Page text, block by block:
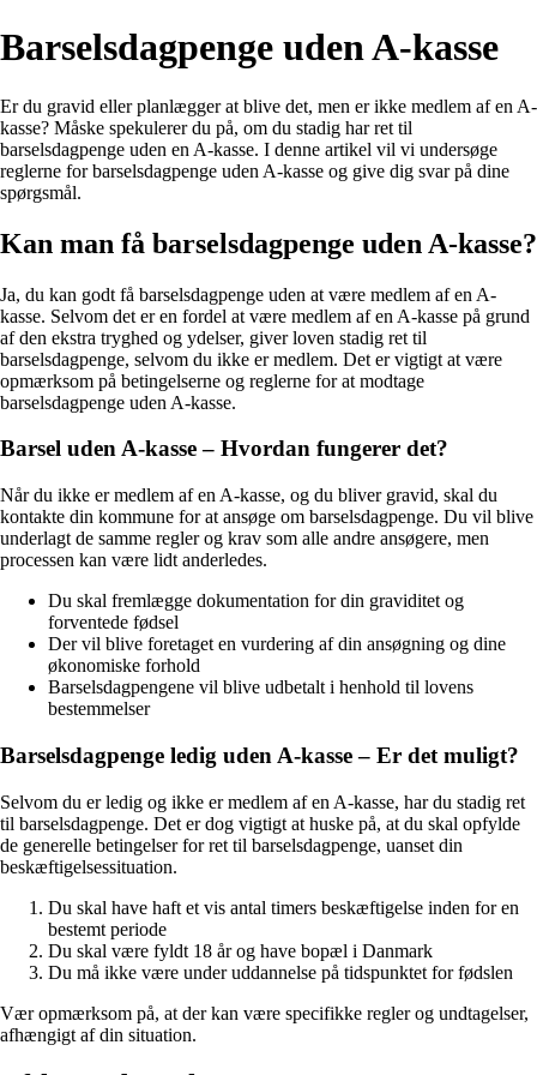
Barselsdagpenge uden A-kasse
Er du gravid eller planlægger at blive det, men er ikke medlem af en A-
kasse? Måske spekulerer du på, om du stadig har ret til
barselsdagpenge uden en A-kasse. I denne artikel vil vi undersøge
reglerne for barselsdagpenge uden A-kasse og give dig svar på dine
spørgsmål.
Kan man få barselsdagpenge uden A-kasse?
Ja, du kan godt få barselsdagpenge uden at være medlem af en A-
kasse. Selvom det er en fordel at være medlem af en A-kasse på grund
af den ekstra tryghed og ydelser, giver loven stadig ret til
barselsdagpenge, selvom du ikke er medlem. Det er vigtigt at være
opmærksom på betingelserne og reglerne for at modtage
barselsdagpenge uden A-kasse.
Barsel uden A-kasse – Hvordan fungerer det?
Når du ikke er medlem af en A-kasse, og du bliver gravid, skal du
kontakte din kommune for at ansøge om barselsdagpenge. Du vil blive
underlagt de samme regler og krav som alle andre ansøgere, men
processen kan være lidt anderledes.
Du skal fremlægge dokumentation for din graviditet og
forventede fødsel
Der vil blive foretaget en vurdering af din ansøgning og dine
økonomiske forhold
Barselsdagpengene vil blive udbetalt i henhold til lovens
bestemmelser
Barselsdagpenge ledig uden A-kasse – Er det muligt?
Selvom du er ledig og ikke er medlem af en A-kasse, har du stadig ret
til barselsdagpenge. Det er dog vigtigt at huske på, at du skal opfylde
de generelle betingelser for ret til barselsdagpenge, uanset din
beskæftigelsessituation.
Du skal have haft et vis antal timers beskæftigelse inden for en
bestemt periode
Du skal være fyldt 18 år og have bopæl i Danmark
Du må ikke være under uddannelse på tidspunktet for fødslen
Vær opmærksom på, at der kan være specifikke regler og undtagelser,
afhængigt af din situation.